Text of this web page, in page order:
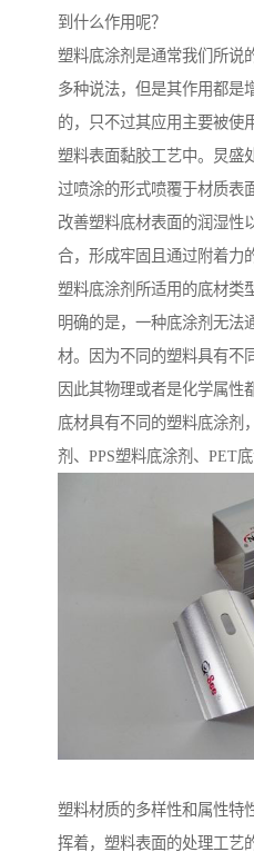
到什么作用呢？
塑料底涂剂是通常我们所说
多种说法，但是其作用都是
的，只不过其应用主要被使
塑料表面黏胶工艺中。炅盛
过喷涂的形式喷覆于材质表
改善塑料底材表面的润湿性
合，形成牢固且通过附着力
塑料底涂剂所适用的底材类
明确的是，一种底涂剂无法
材。因为不同的塑料具有不
因此其物理或者是化学属性
底材具有不同的塑料底涂剂
剂、PPS塑料底涂剂、PET底
塑料材质的多样性和属性特
挥着，塑料表面的处理工艺